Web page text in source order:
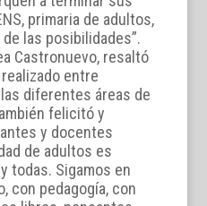
primaria de adultos,
de las posibilidades”.
Castronuevo, resaltó
entre
diferentes áreas de
felicitó y
y docentes
de adultos es
todas. Sigamos en
con pedagogía, con